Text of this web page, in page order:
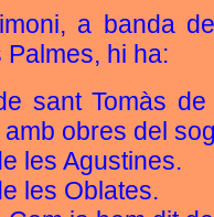
a banda
hi ha:
sant Tomàs
amb obres del
les Agustines.
les Oblates.